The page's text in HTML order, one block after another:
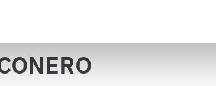
specifiche (impronte digitali).
contenuti ed annunci, per fornire